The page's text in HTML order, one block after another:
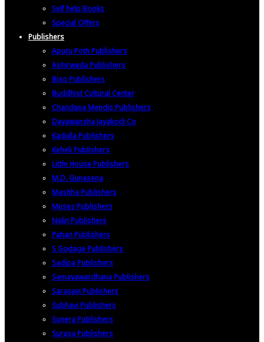
Self help Books
Special Offers
Publishers
Apuru Poth Publishers
Ashirwada Publishers
Biso Publishers
Buddhist Cultural Center
Chandana Mendis Publishers
Dayawansha Jayakodi Co
Kadulla Publishers
Keheli Publishers
Little House Publishers
M.D. Gunasena
Masitha Publishers
Muses Publishers
Nalin Publishers
Pahan Publishers
S Godage Publishers
Sadipa Publishers
Samayawardhana Publishers
Sarasavi Publishers
Subhavi Publishers
Sunera Publishers
Surasa Publishers